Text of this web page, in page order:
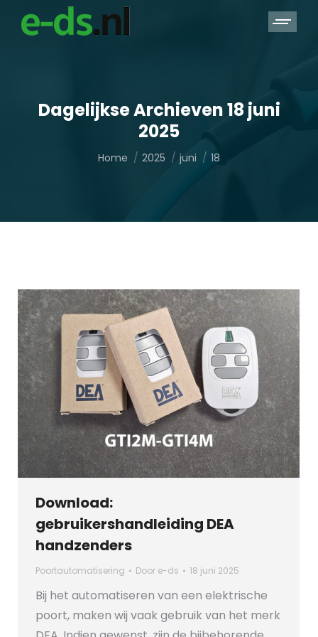
Dagelijkse Archieven18 juni
2025
Je bent hier:
Home 2025 juni 18
Download:
gebruikershandleiding DEA
handzenders
Poortautomatisering Door e-ds 18 juni 2025
Bij het automatiseren van een elektrische
poort, maken wij vaak gebruik van het merk